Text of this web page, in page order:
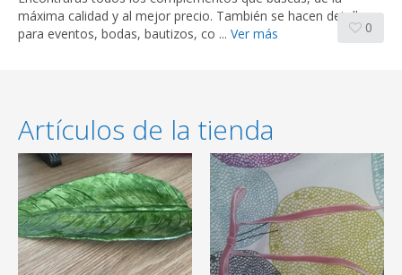
máxima calidad y al mejor precio. También se hacen detalles
para eventos, bodas, bautizos, co ... Ver más 0
Artículos de la tienda